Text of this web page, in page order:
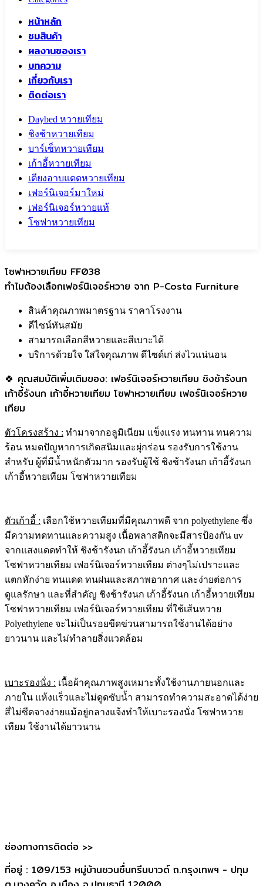
หน้าหลัก
ชมสินค้า
ผลงานของเรา
บทความ
เกี่ยวกับเรา
ติดต่อเรา
Daybed หวายเทียม
ชิงช้าหวายเทียม
บาร์เซ็ทหวายเทียม
เก้าอี้หวายเทียม
เตียงอาบแดดหวายเทียม
เฟอร์นิเจอร์มาใหม่
เฟอร์นิเจอร์หวายแท้
โซฟาหวายเทียม
โซฟาหวายเทียม FF038
ทำไมต้องเลือกเฟอร์นิเจอร์หวาย จาก P-Costa Furniture
สินค้าคุณภาพมาตรฐาน ราคาโรงงาน
ดีไซน์ทันสมัย
สามารถเลือกสีหวายและสีเบาะได้
บริการด้วยใจ ใส่ใจคุณภาพ ดีไซด์เก่ ส่งไวแน่นอน
🍀 คุณสมบัติเพิ่มเติมของ: เฟอร์นิเจอร์หวายเทียม ชิงช้ารังนก
เก้าอี้รังนก เก้าอี้หวายเทียม โซฟาหวายเทียม เฟอร์นิเจอร์หวาย
เทียม
ตัวโครงสร้าง : ทำมาจากอลูมิเนียม แข็งแรง ทนทาน ทนความ
ร้อน หมดปัญหาการเกิดสนิมและผุ่กร่อน รองรับการใช้งาน
สำหรับ ผู้ที่มีน้ำหนักตัวมาก รองรับผู้ใช้ ชิงช้ารังนก เก้าอี้รังนก
เก้าอี้หวายเทียม โซฟาหวายเทียม
ตัวเก้าอี้ : เลือกใช้หวายเทียมที่มีคุณภาพดี จาก polyethylene ซึ่ง
มีความทดทานและความสูง เนื้อพลาสติกจะมีสารป้องกัน uv
จากแสงแดดทำให้ ชิงช้ารังนก เก้าอี้รังนก เก้าอี้หวายเทียม
โซฟาหวายเทียม เฟอร์นิเจอร์หวายเทียม ต่างๆไม่เปราะและ
แตกหักง่าย ทนแดด ทนฝนและสภาพอากาศ และง่ายต่อการ
ดูแลรักษา และที่สำคัญ ชิงช้ารังนก เก้าอี้รังนก เก้าอี้หวายเทียม
โซฟาหวายเทียม เฟอร์นิเจอร์หวายเทียม ที่ใช้เส้นหวาย
Polyethylene จะไม่เป็นรอยขีดข่วนสามารถใช้งานได้อย่าง
ยาวนาน และไม่ทำลายสิ่งแวดล้อม
เบาะรองนั่ง : เนื้อผ้าคุณภาพสูงเหมาะทั้งใช้งานภายนอกและ
ภายใน แห้งแร็วและไม่ดูดซับน้ำ สามารถทำความสะอาดได้ง่าย
สี่ไม่ซีดจางง่ายแม้อยู่กลางแจ้งทำให้เบาะรองนั่ง โซฟาหวาย
เทียม ใช้งานได้ยาวนาน
ช่องทางการติดต่อ >>
ที่อยู่ : 109/153 หมู่บ้านชวนชื่นกรีนบาวด์ ถ.กรุงเทพฯ - ปทุม